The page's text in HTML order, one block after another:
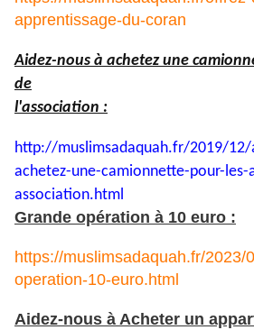
apprentissage-du-coran
Aidez-nous à achetez une
de
l'association :
http://muslimsadaquah.fr/2019/12/
achetez-une-camionnette-pour-les-
association.html
Grande opération à 10 euro :
https://muslimsadaquah.fr/2023/
operation-10-euro.html
Aidez-nous à Acheter un